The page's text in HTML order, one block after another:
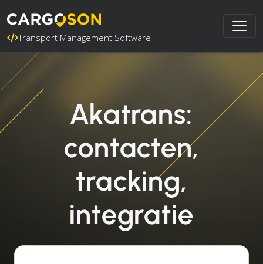
Transport Management Software
Akatrans:
contacten,
tracking,
integratie